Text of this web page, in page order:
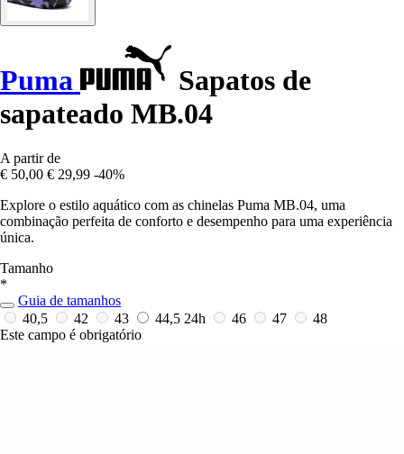
Puma
Sapatos de
sapateado MB.04
A partir de
€ 50,00 € 29,99 -40%
Explore o estilo aquático com as chinelas Puma MB.04, uma
combinação perfeita de conforto e desempenho para uma experiência
única.
Tamanho
*
Guia de tamanhos
40,5
42 43 44,5 24h 46 47
48
Este campo é obrigatório